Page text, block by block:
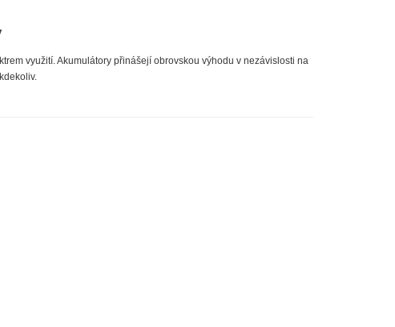
využití. Akumulátory přinášejí obrovskou výhodu v nezávislosti na